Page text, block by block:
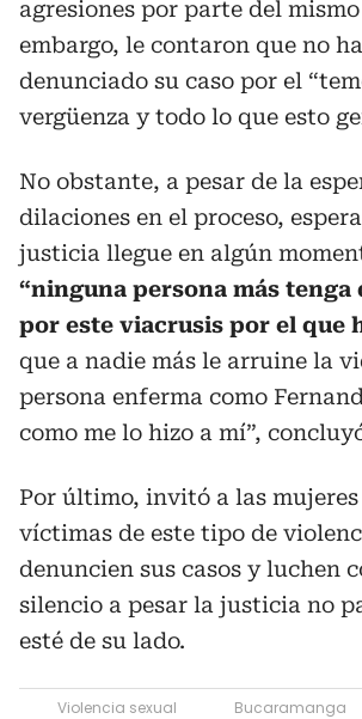
agresiones por parte del
embargo, le contaron que no
denunciado su caso por el
vergüenza y todo lo que esto
No obstante, a pesar de la
dilaciones en el proceso,
justicia llegue en algún
“ninguna persona más tenga
por este viacrusis por el que
que a nadie más le arruine la
persona enferma como
como me lo hizo a mí”,
Por último, invitó a las
víctimas de este tipo de
denuncien sus casos y luchen
silencio a pesar la justicia no
esté de su lado.
Violencia sexual Bucaramanga